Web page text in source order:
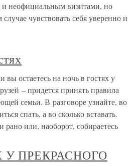
неофициальным визитами, но
чувствовать себя уверенно и
вы остаетесь на ночь в гостях у
– придется принять правила
семьи. В разговоре узнайте, во
спать, а во сколько вставать.
или, наоборот, собираетесь
У ПРЕКРАСНОГО